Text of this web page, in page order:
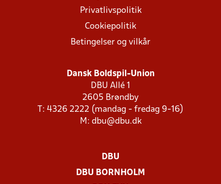
Privatlivspolitik
Cookiepolitik
Betingelser og vilkår
Dansk Boldspil-Union
DBU Allé 1
2605 Brøndby
T: 4326 2222 (mandag - fredag 9-16)
M: dbu@dbu.dk
DBU
DBU BORNHOLM